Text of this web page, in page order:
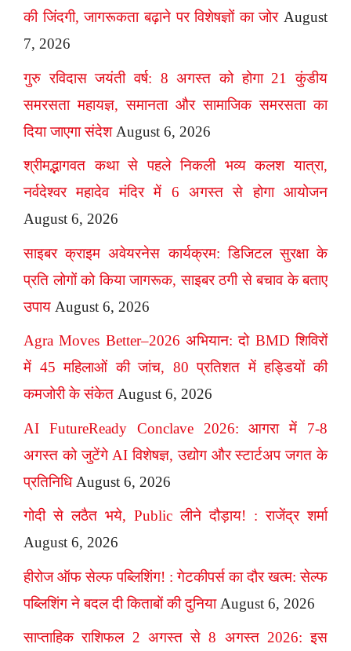
की जिंदगी, जागरूकता बढ़ाने पर विशेषज्ञों का जोर August
7, 2026
गुरु रविदास जयंती वर्ष: 8 अगस्त को होगा 21 कुंडीय
समरसता महायज्ञ, समानता और सामाजिक समरसता का
दिया जाएगा संदेश August 6, 2026
श्रीमद्भागवत कथा से पहले निकली भव्य कलश यात्रा,
नर्वदेश्वर महादेव मंदिर में 6 अगस्त से होगा आयोजन
August 6, 2026
साइबर क्राइम अवेयरनेस कार्यक्रम: डिजिटल सुरक्षा के
प्रति लोगों को किया जागरूक, साइबर ठगी से बचाव के बताए
उपाय August 6, 2026
Agra Moves Better–2026 अभियान: दो BMD शिविरों
में 45 महिलाओं की जांच, 80 प्रतिशत में हड्डियों की
कमजोरी के संकेत August 6, 2026
AI FutureReady Conclave 2026: आगरा में 7-8
अगस्त को जुटेंगे AI विशेषज्ञ, उद्योग और स्टार्टअप जगत के
प्रतिनिधि August 6, 2026
गोदी से लठैत भये, Public लीने दौड़ाय! : राजेंद्र शर्मा
August 6, 2026
हीरोज ऑफ सेल्फ पब्लिशिंग! : गेटकीपर्स का दौर खत्म: सेल्फ
पब्लिशिंग ने बदल दी किताबों की दुनिया August 6, 2026
साप्ताहिक राशिफल 2 अगस्त से 8 अगस्त 2026: इस